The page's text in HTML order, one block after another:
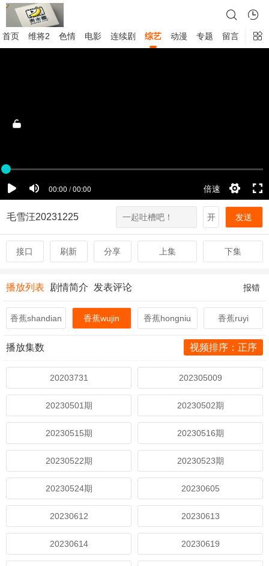
首页 维将2 色情 电影 连续剧 综艺 动漫 专题 留言
毛雪汪20231225 开 发送
接口 刷新 分享 上集 下集
播放列表 剧情简介 发表评论 报错
香蕉shandian 香蕉wujin 香蕉hongniu 香蕉ruyi
播放集数 视频排序：正序
20203731 202305009
20230501期 20230502期
20230515期 20230516期
20230522期 20230523期
20230524期 20230605
20230612 20230613
20230614 20230619